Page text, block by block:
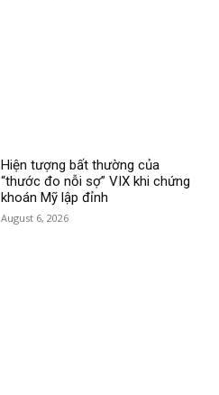
Hiện tượng bất thường của
“thước đo nỗi sợ” VIX khi chứng
khoán Mỹ lập đỉnh
August 6, 2026